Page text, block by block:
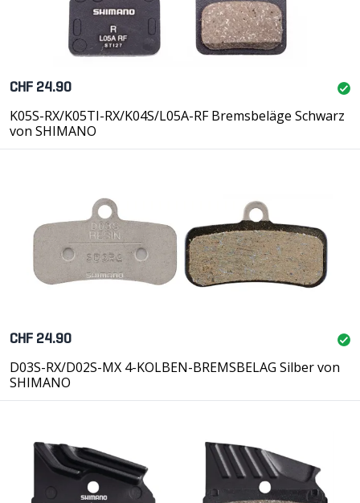
sorgt. Die benötigten Handkräfte zum Bremsen sind
gering und steigen auch in langen Abfahrten nicht an. Ein
oder zwei Finger am Bremshebel reichen aus, um das
Velo jederzeit sicher abzubremsen. Pannen wegen
Felgen gehören der Vergangenheit an.
Veloplus-Tipp #203
CHF 24.90
K05S-RX/K05TI-RX/K04S/L05A-RF Bremsbeläge Schwarz
von SHIMANO
CHF 24.90
D03S-RX/D02S-MX 4-KOLBEN-BREMSBELAG Silber von
SHIMANO